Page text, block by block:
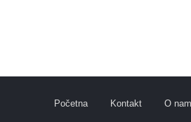
Početna Kontakt O